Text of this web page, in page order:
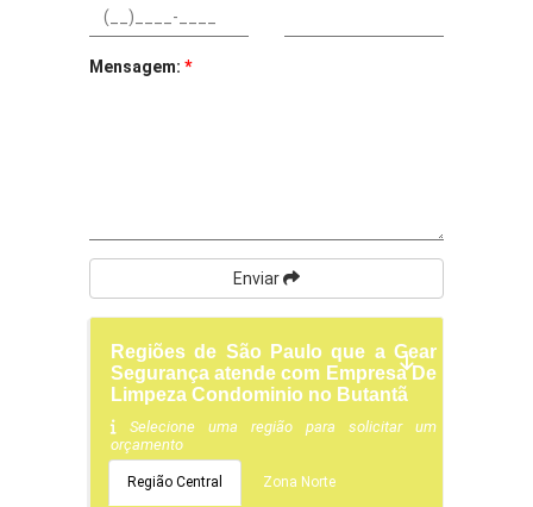
Mensagem: *
Enviar
Regiões de São Paulo que a Gear
Segurança atende com Empresa De
Limpeza Condominio no Butantã
Selecione uma região para solicitar um
orçamento
Região Central Zona Norte